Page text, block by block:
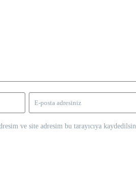
ve site adresim bu tarayıcıya kaydedilsin.